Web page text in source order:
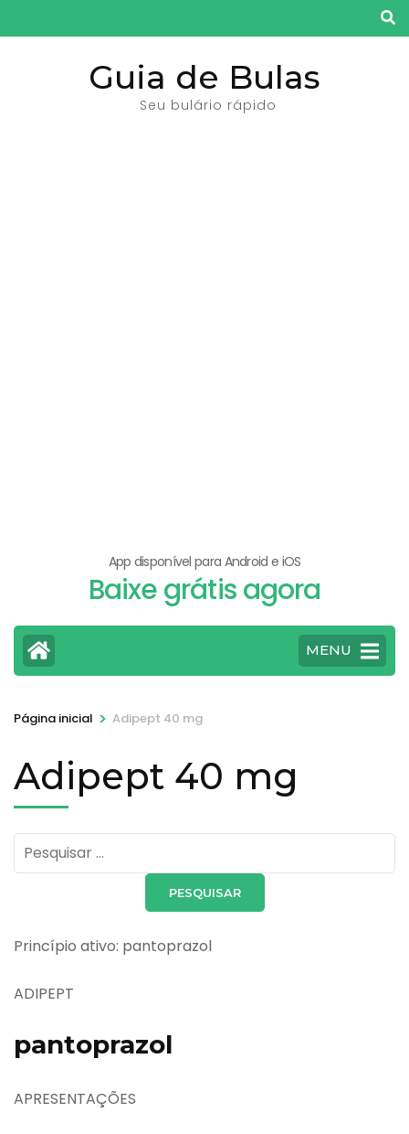
para
Guia de Bulas
Seu bulário rápido
App disponível para Android e iOS
Baixe grátis agora
MENU
Página inicial > Adipept 40 mg
Adipept 40 mg
Pesquisar
por:
Princípio ativo: pantoprazol
ADIPEPT
pantoprazol
APRESENTAÇÕES